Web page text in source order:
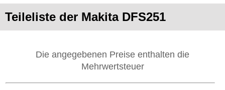
Teileliste der Makita DFS251
Die angegebenen Preise enthalten die
Mehrwertsteuer